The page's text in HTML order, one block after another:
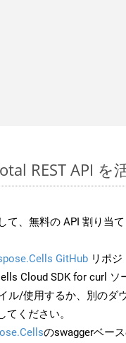
REST API を
て、無料の API 割り当
GitHub リポジ
Cloud SDK for curl ソ
ル/使用するか、別のダ
ください。
のswaggerベー